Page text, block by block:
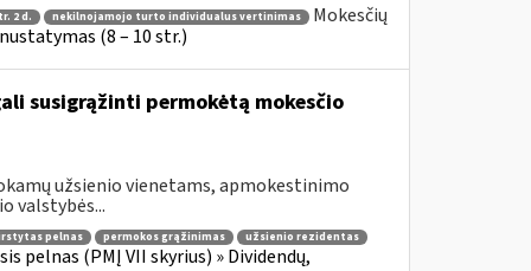
2 d. nekilnojamojo turto individualus vertinimas
Mokesčių
(8 – 10 str.)
susigrąžinti permokėtą mokesčio
užsienio vienetams, apmokestinimo
valstybės...
pelnas permokos grąžinimas užsienio rezidentas
pelnas (PMĮ VII skyrius) » Dividendų,